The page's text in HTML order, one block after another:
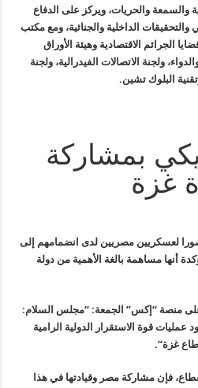
والسمعة والحريات، ويركز على الدفاع
والتحقيقات الداخلية والجنائية، ومع مكتب
الجرائم الاقتصادية وهيئة الأوراق
ولجنة الاتصالات الفيدرالية، ولجنة
البلوك تشين.
بمشاركة
غزة
صورا لعسكريين مصريين لدى انضمامهم إلى
أنها مساهمة بالغة الأهمية من دولة
على منصة “إكس” الجمعة: “مجلس السلام:
قوة الاستقرار الدولية الرامية
غزة“.
فإن مشاركة مصر وقيادتها في هذا